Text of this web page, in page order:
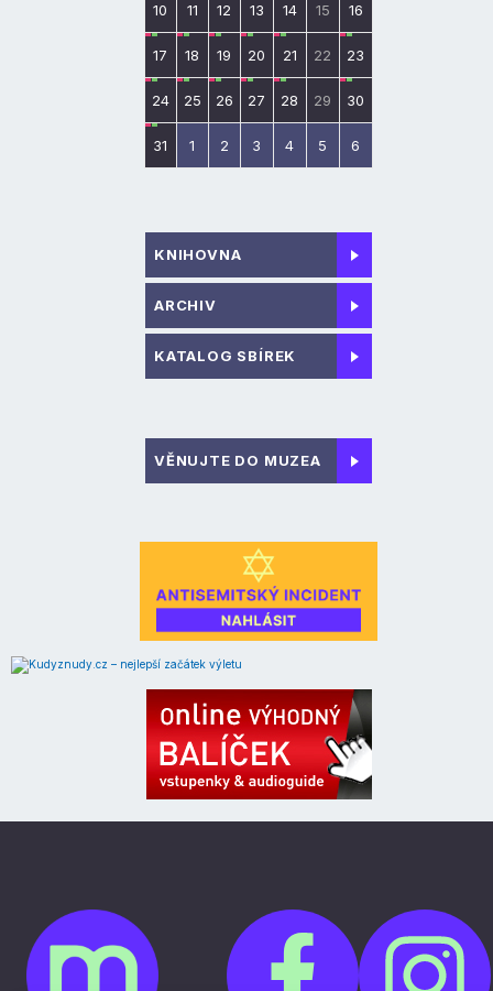
10 11 12 13 14 15 16
17 18 19 20 21 22 23
24 25 26 27 28 29 30
31 1 2 3 4 5 6
KNIHOVNA
ARCHIV
KATALOG SBÍREK
VĚNUJTE DO MUZEA